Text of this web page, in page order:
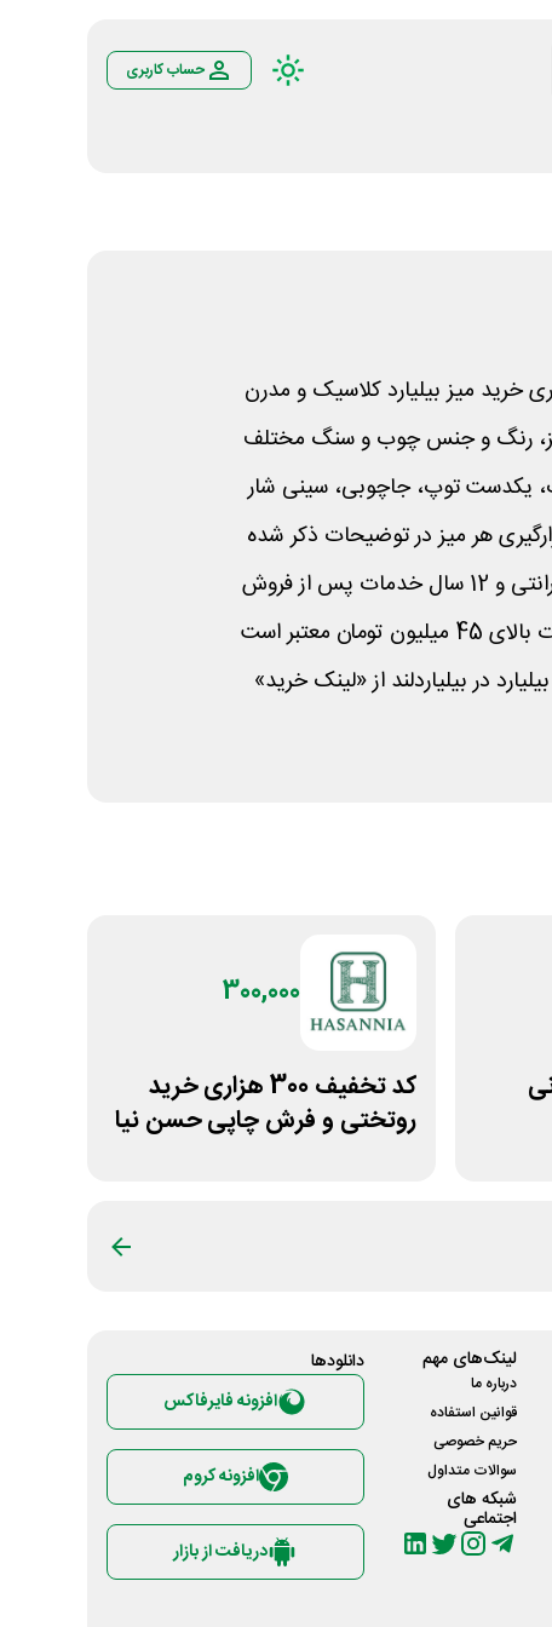
حساب کاربری
خرید میز بیلیارد کلاسیک و مدرن
رنگ و جنس چوب و سنگ مختلف
هر میز در توضیحات ذکر شده
از فروش
معتبر است
در بیلیاردلند از «لینک خرید»
300,000
کد تخفیف 300 هزاری خرید
روتختی و فرش چاپی حسن نیا
لینک‌های مهم
درباره ما
قوانین استفاده
حریم خصوصی
سوالات متداول
شبکه های
اجتماعی
دانلود‌ها
افزونه فایرفاکس
افزونه کروم
دریافت از بازار